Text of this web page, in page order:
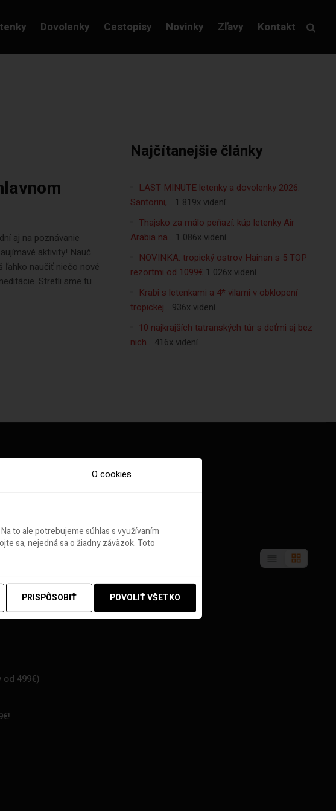
Dovolenky Cestopisy Novinky Zľavy Kontakt
aj na poznávanie
aktivity! Nauč
ľahko naučiť niečo nové
Stretli sme tu
Najčítanejšie články
LAST MINUTE letenky a dovolenky 2026:
Santorini,… 1 819x videní
Thajsko za málo peňazí: kúp letenky Air
Arabia na… 1 086x videní
NOVINKA: tropický ostrov Hainan s 5 TOP
rezortmi od 1099€ 1 026x videní
Krabi s letenkami a 4* vilami v obklopení
tropickej… 936x videní
10 najkrajších tatranských túr s deťmi aj bez
nich… 416x videní
499€)
O cookies
to ale potrebujeme súhlas s využívaním
sa, nejedná sa o žiadny záväzok. Toto
PRISPÔSOBIŤ POVOLIŤ VŠETKO